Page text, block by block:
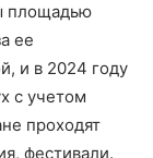
площадью
ее
и в 2024 году
с учетом
проходят
фестивали.